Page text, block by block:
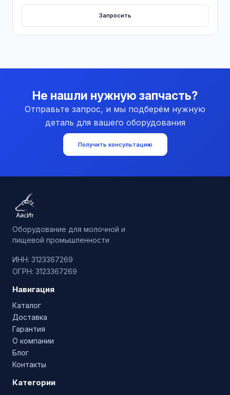
Запросить
Не нашли нужную запчасть?
Отправьте запрос, и мы подберём нужную
деталь для вашего оборудования
Получить консультацию
Оборудование для молочной и
пищевой промышленности
ИНН: 3123367269
ОГРН: 3123367269
Навигация
Каталог
Доставка
Гарантия
О компании
Блог
Контакты
Категории